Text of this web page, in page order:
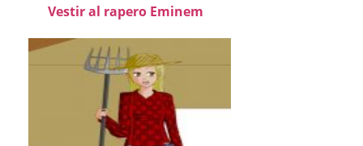
Vestir al rapero Eminem